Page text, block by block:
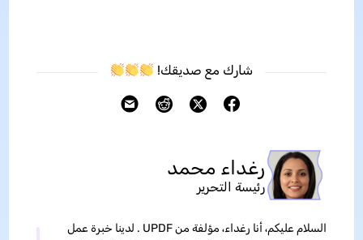
شارك مع صديقك!
رغداء محمد
رئيسة التحرير
السلام عليكم، أنا رغداء، مؤلفة من UPDF . لدينا خبرة عمل